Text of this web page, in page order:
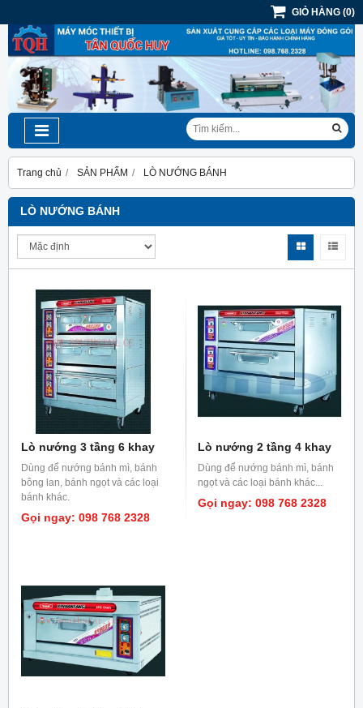
GIỎ HÀNG (0)
Trang chủ SẢN PHẨM LÒ NƯỚNG BÁNH
LÒ NƯỚNG BÁNH
Lò nướng 3 tầng 6 khay
Dùng để nướng bánh mì, bánh
bông lan, bánh ngọt và các loại
bánh khác.
Gọi ngay: 098 768 2328
Lò nướng 2 tầng 4 khay
Dùng để nướng bánh mì, bánh
ngọt và các loại bánh khác...
Gọi ngay: 098 768 2328